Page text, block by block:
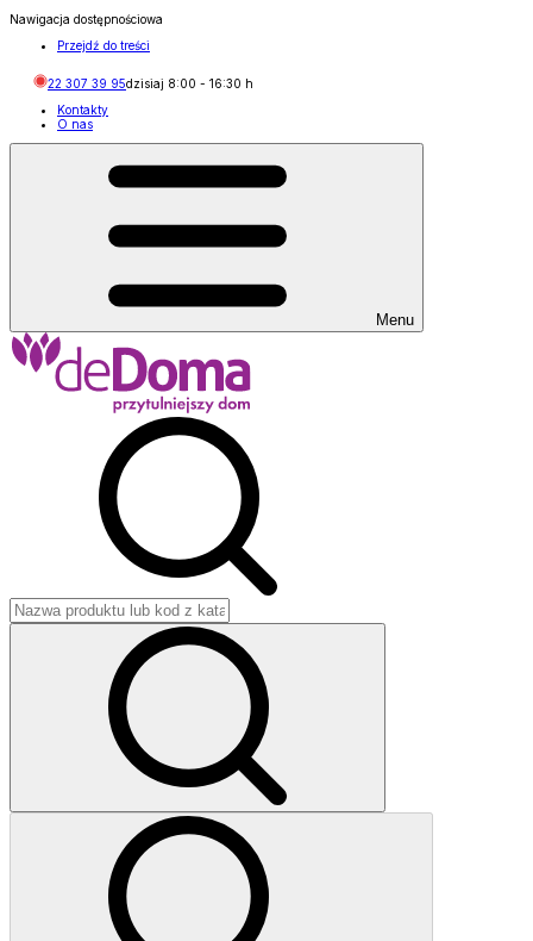
Nawigacja dostępnościowa
Przejdź do treści
22 307 39 95dzisiaj 8:00 - 16:30 h
Kontakty
O nas
Menu